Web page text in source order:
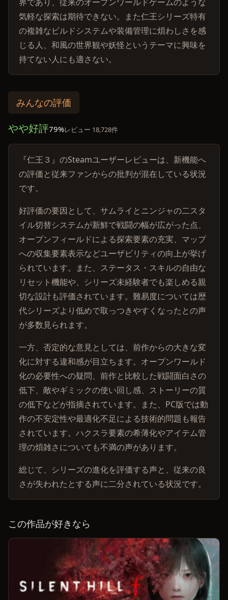
気軽な探索は期待できない。また仁王シリーズ特有
の複雑なビルドシステムや装備管理に煩わしさを感
じる人、和風の世界観や妖怪というテーマに興味を
持てない人にも適さない。
みんなの評価
やや好評79%レビュー 18,728件
『仁王３』のSteamユーザーレビューは、新機能へ
の評価と従来ファンからの批判が混在している状況
です。
好評価の要因として、サムライとニンジャの二スタ
イル切替システムが新鮮で戦闘の幅が広がった点、
オープンフィールドによる探索要素の充実、マップ
への収集要素表示などユーザビリティの向上が挙げ
られています。また、ステータス・スキルの自由な
リセット機能や、シリーズ未経験者でも楽しめる親
切な設計も評価されています。難易度については歴
代シリーズより低めで取っつきやすくなったとの声
が多数見られます。
一方、否定的な意見としては、前作からの大きな変
化に対する違和感が目立ちます。オープンワールド
化の必要性への疑問、前作と比較した戦闘面白さの
低下、敵やギミックの使い回し感、ストーリーの質
の低下などが指摘されています。また、PC版では動
作の不安定性や最適化不足による技術的問題も報告
されています。ハクスラ要素の希薄化やアイテム管
理の煩雑さについても不満の声があります。
総じて、シリーズの進化を評価する声と、従来の良
さが失われたとする声に二分されている状況です。
この作品が好きなら